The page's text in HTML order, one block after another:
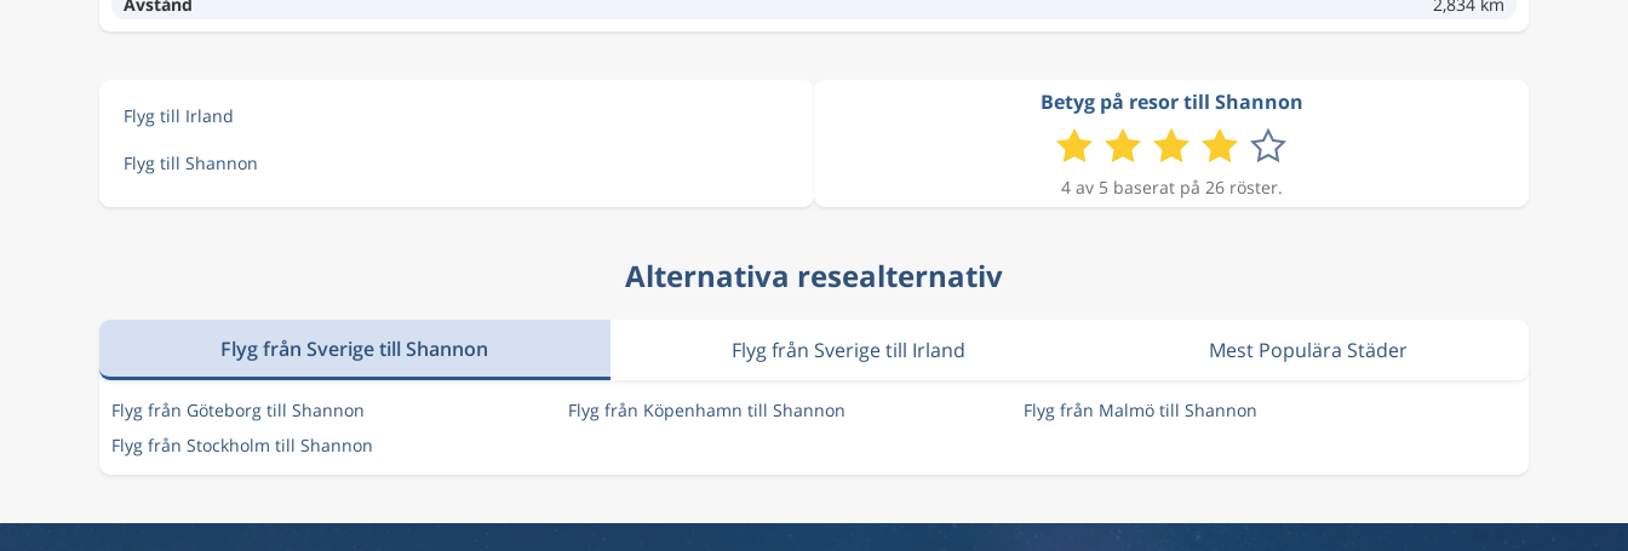
Flyg till Irland
Flyg till Shannon
Betyg på resor till Shannon
4 av 5 baserat på 26 röster.
Alternativa resealternativ
Flyg från Sverige till Shannon Flyg från Sverige till Irland Mest Populära Städer
Flyg från Göteborg till Shannon Flyg från Köpenhamn till Shannon
Flyg från Malmö till Shannon
Flyg från Stockholm till Shannon